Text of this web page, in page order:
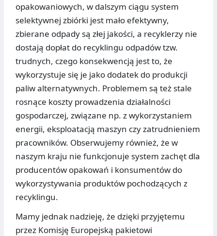
opakowaniowych, w dalszym ciągu system
selektywnej zbiórki jest mało efektywny,
zbierane odpady są złej jakości, a recyklerzy nie
dostają dopłat do recyklingu odpadów tzw.
trudnych, czego konsekwencją jest to, że
wykorzystuje się je jako dodatek do produkcji
paliw alternatywnych. Problemem są też stale
rosnące koszty prowadzenia działalności
gospodarczej, związane np. z wykorzystaniem
energii, eksploatacją maszyn czy zatrudnieniem
pracowników. Obserwujemy również, że w
naszym kraju nie funkcjonuje system zachęt dla
producentów opakowań i konsumentów do
wykorzystywania produktów pochodzących z
recyklingu.
Mamy jednak nadzieję, że dzięki przyjętemu
przez Komisję Europejską pakietowi